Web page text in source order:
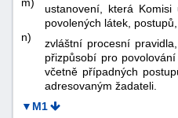
ustanovení, která
povolených látek,
n)
zvláštní procesní
přizpůsobí pro
včetně případných
adresovaným žadateli.
▼M1